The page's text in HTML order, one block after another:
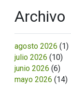
Archivo
agosto 2026 (1)
julio 2026 (10)
junio 2026 (6)
mayo 2026 (14)